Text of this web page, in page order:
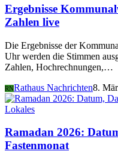
Ergebnisse
Zahlen live
Die Ergebnisse der
Uhr werden die Stimmen
Zahlen, Hochrechnungen,…
RNRathaus Nachrichten8.
Lokales
Ramadan 2026:
Fastenmonat